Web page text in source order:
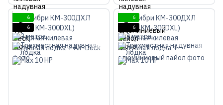
6
6
6
6